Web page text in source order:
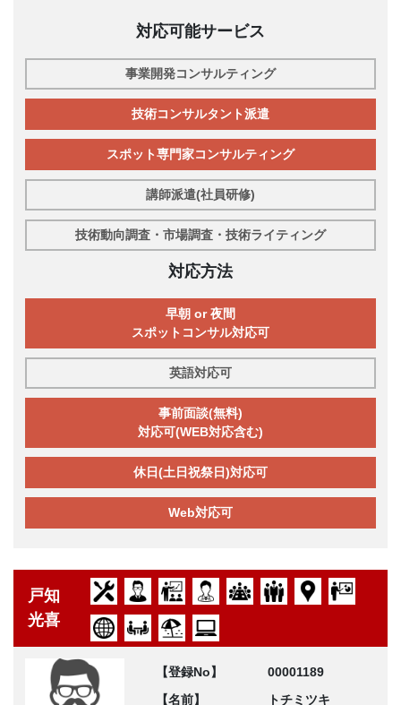
対応可能サービス
事業開発コンサルティング
技術コンサルタント派遣
スポット専門家コンサルティング
講師派遣(社員研修)
技術動向調査・市場調査・技術ライティング
対応方法
早朝 or 夜間
スポットコンサル対応可
英語対応可
事前面談(無料)
対応可(WEB対応含む)
休日(土日祝祭日)対応可
Web対応可
戸知
光喜
【登録No】
00001189
【名前】
トチミツキ